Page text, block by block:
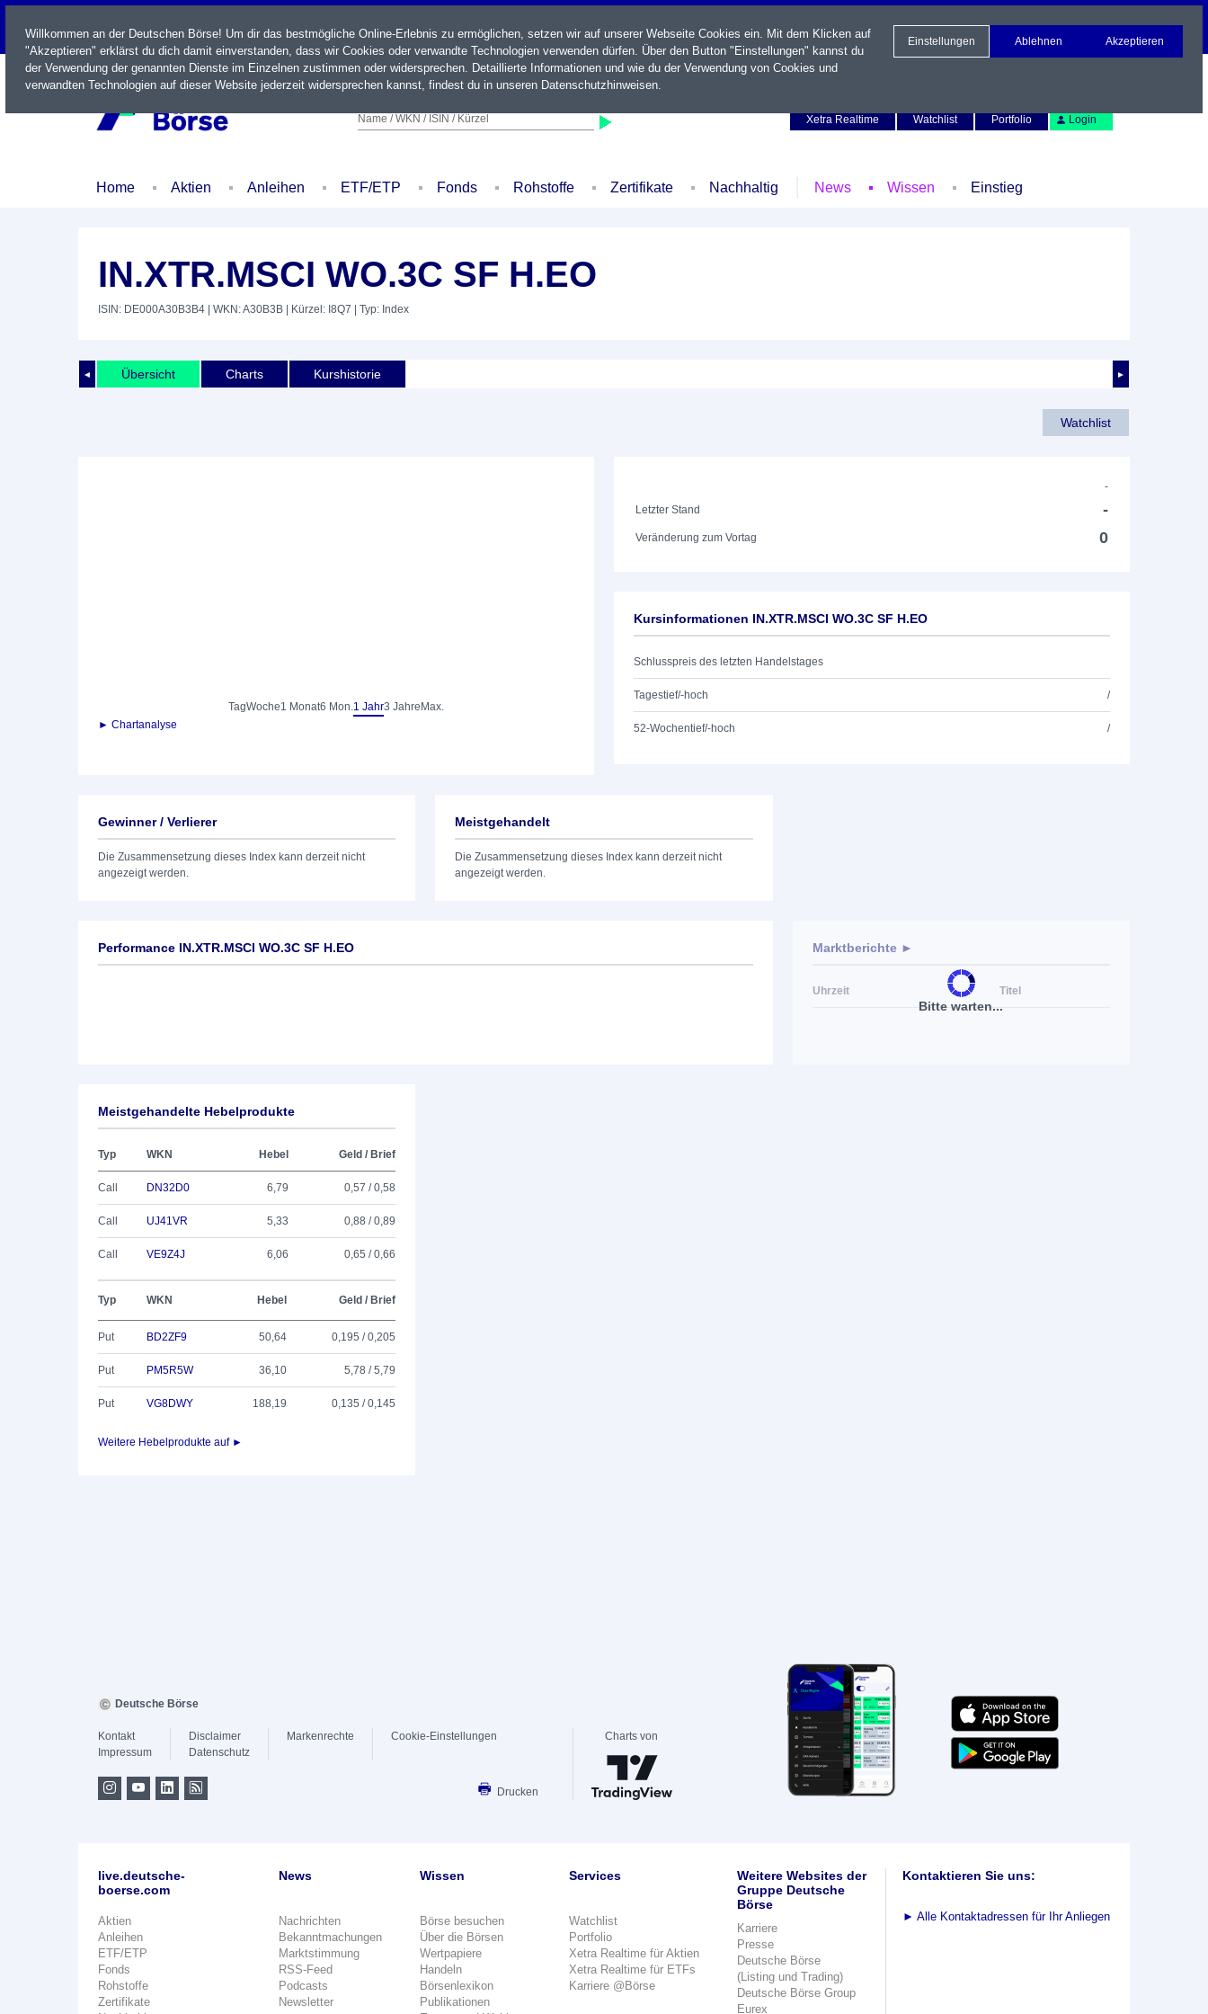
LIVE
Name / WKN / ISIN / Kürzel
Xetra Realtime
Watchlist Portfolio Login
Home Aktien Anleihen ETF/ETP Fonds Rohstoffe Zertifikate Nachhaltig News Wissen Einstieg
IN.XTR.MSCI WO.3C SF H.EO
ISIN: DE000A30B3B4 | WKN: A30B3B | Kürzel: I8Q7 | Typ: Index
◄ ►
Übersicht Charts Kurshistorie
Watchlist
TagWoche1 Monat6 Mon.1 Jahr3 Jahre Max.
► Chartanalyse
-
Letzter Stand
-
Veränderung zum Vortag 0
Kursinformationen IN.XTR.MSCI WO.3C SF H.EO
Schlusspreis des letzten Handelstages
Tagestief/-hoch /
52-Wochentief/-hoch /
Gewinner / Verlierer
Die Zusammensetzung dieses Index kann derzeit nicht
angezeigt werden.
Meistgehandelt
Die Zusammensetzung dieses Index kann derzeit nicht
angezeigt werden.
Performance IN.XTR.MSCI WO.3C SF H.EO
Bitte warten...
Marktberichte ►
Uhrzeit Titel
Meistgehandelte Hebelprodukte
Typ WKN Hebel Geld / Brief
Call DN32D0 6,79 0,57 / 0,58
Call UJ41VR 5,33 0,88 / 0,89
Call VE9Z4J 6,06 0,65 / 0,66
Typ WKN Hebel Geld / Brief
Put BD2ZF9 50,64 0,195 / 0,205
Put PM5R5W 36,10 5,78 / 5,79
Put VG8DWY 188,19 0,135 / 0,145
Weitere Hebelprodukte auf ►
Willkommen an der Deutschen Börse! Um dir das bestmögliche Online-Erlebnis zu ermöglichen, setzen wir auf unserer Webseite Cookies ein. Mit dem Klicken auf
"Akzeptieren" erklärst du dich damit einverstanden, dass wir Cookies oder verwandte Technologien verwenden dürfen. Über den Button "Einstellungen" kannst du
der Verwendung der genannten Dienste im Einzelnen zustimmen oder widersprechen. Detaillierte Informationen und wie du der Verwendung von Cookies und
verwandten Technologien auf dieser Website jederzeit widersprechen kannst, findest du in unseren Datenschutzhinweisen.
Einstellungen Ablehnen Akzeptieren
Deutsche Börse
Kontakt
Impressum
Disclaimer
Datenschutz
Markenrechte Cookie-Einstellungen
Drucken
Charts von
live.deutsche-
boerse.com
Aktien
Anleihen
ETF/ETP
Fonds
Rohstoffe
Zertifikate
News
Nachrichten
Bekanntmachungen
Marktstimmung
RSS-Feed
Podcasts
Newsletter
Wissen
Börse besuchen
Über die Börsen
Wertpapiere
Handeln
Börsenlexikon
Publikationen
Services
Watchlist
Portfolio
Xetra Realtime für Aktien
Xetra Realtime für ETFs
Karriere @Börse
Weitere Websites der
Gruppe Deutsche
Börse
Karriere
Presse
Deutsche Börse
(Listing und Trading)
Deutsche Börse Group
Eurex
Kontaktieren Sie uns:
► Alle Kontaktadressen für Ihr Anliegen